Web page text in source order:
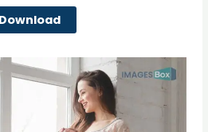
Download